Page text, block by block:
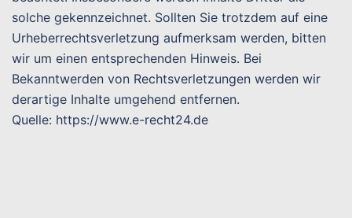
solche gekennzeichnet. Sollten Sie trotzdem auf eine
Urheberrechtsverletzung aufmerksam werden, bitten
wir um einen entsprechenden Hinweis. Bei
Bekanntwerden von Rechtsverletzungen werden wir
derartige Inhalte umgehend entfernen.
Quelle: https://www.e-recht24.de